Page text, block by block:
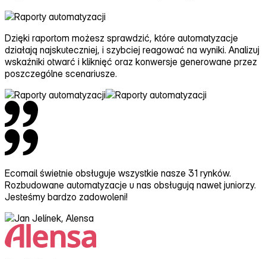
Dzięki raportom możesz sprawdzić, które automatyzacje
działają najskuteczniej, i szybciej reagować na wyniki. Analizuj
wskaźniki otwarć i kliknięć oraz konwersje generowane przez
poszczególne scenariusze.
Ecomail świetnie obsługuje wszystkie nasze 31 rynków.
Rozbudowane automatyzacje u nas obsługują nawet juniorzy.
Jesteśmy bardzo zadowoleni!